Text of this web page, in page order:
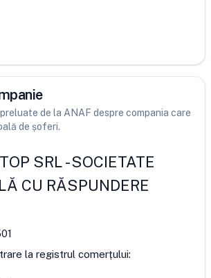
de la ANAF despre compania care
de șoferi.
SRL-SOCIETATE
CU RĂSPUNDERE
la registrul comerțului: